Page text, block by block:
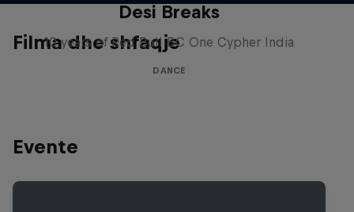
Filma dhe shfaqje
Desi Breaks
10 years of Red Bull BC One Cypher India
DANCE
Evente